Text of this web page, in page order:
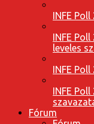
INFE
INFE
leveles
INFE
INFE
Fórum